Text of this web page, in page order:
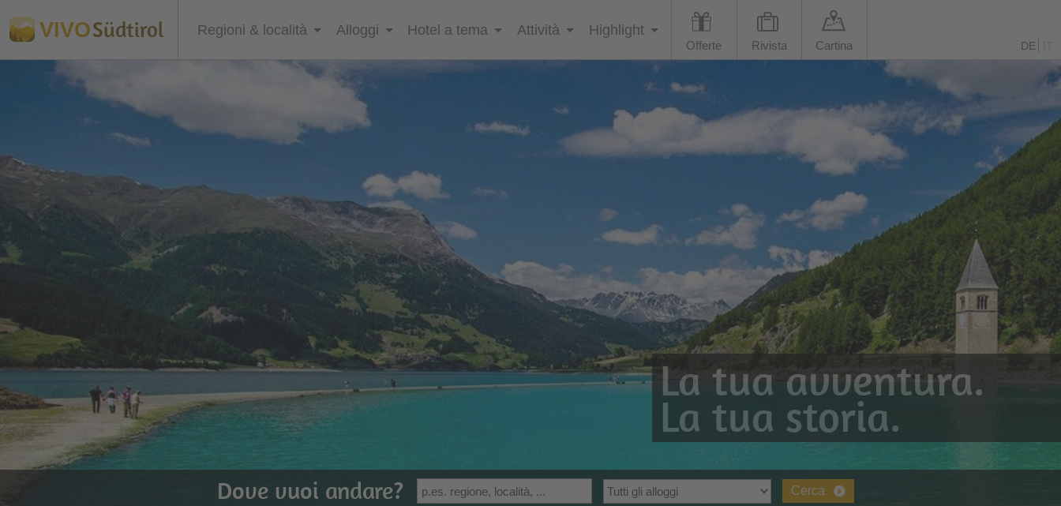
VIVOSüdtirol Regioni & località Alloggi Hotel a tema Attività Highlight
Offerte Rivista Cartina DE
La tua avventura.
La tua storia.
Dove vuoi andare? Cerca